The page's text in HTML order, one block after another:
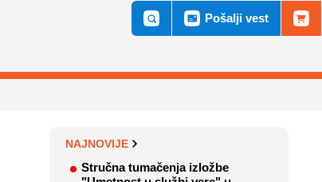
Pošalji vest
NAJNOVIJE
Stručna tumačenja izložbe